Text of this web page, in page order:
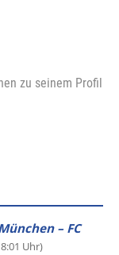
zu seinem Profil
– FC
Uhr)